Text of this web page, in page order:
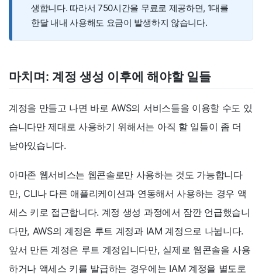
생합니다. 따라서 750시간을 무료로 제공하면, 1대를
한달 내내 사용해도 요금이 발생하지 않습니다.
마치며: 계정 생성 이후에 해야할 일들
계정을 만들고 나면 바로 AWS의 서비스들을 이용할 수도 있
습니다만 제대로 사용하기 위해서는 아직 할 일들이 좀 더
남아있습니다.
아마존 웹서비스는 웹콘솔로만 사용하는 것도 가능합니다
만, CLI나 다른 애플리케이션과 연동해서 사용하는 경우 액
세스 키로 접근합니다. 계정 생성 과정에서 잠깐 언급했습니
다만, AWS의 계정은 루트 계정과 IAM 계정으로 나뉩니다.
앞서 만든 계정은 루트 계정입니다만, 실제로 웹콘솔을 사용
하거나 액세스 키를 발급하는 경우에는 IAM 계정을 별도로